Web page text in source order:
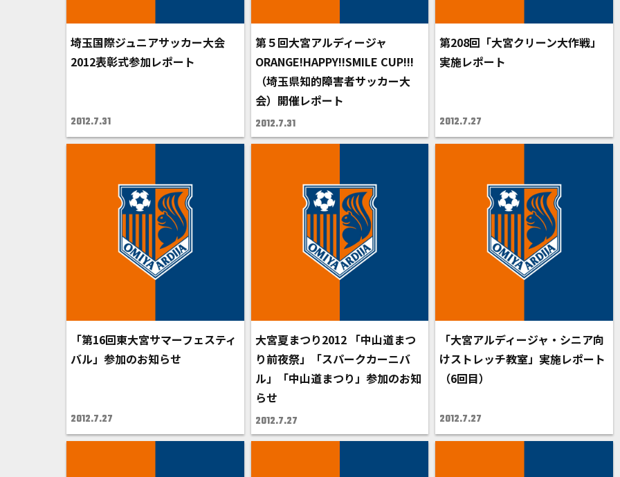
埼玉国際ジュニアサッカー大会
2012表彰式参加レポート
2012.7.31
第５回大宮アルディージャ
ORANGE!HAPPY!!SMILE CUP!!!
（埼玉県知的障害者サッカー大
会）開催レポート
2012.7.31
第208回「大宮クリーン大作戦」
実施レポート
2012.7.27
「第16回東大宮サマーフェスティ
バル」参加のお知らせ
2012.7.27
大宮夏まつり2012 「中山道まつ
り前夜祭」「スパークカーニバ
ル」「中山道まつり」参加のお知
らせ
2012.7.27
「大宮アルディージャ・シニア向
けストレッチ教室」実施レポート
（6回目）
2012.7.27